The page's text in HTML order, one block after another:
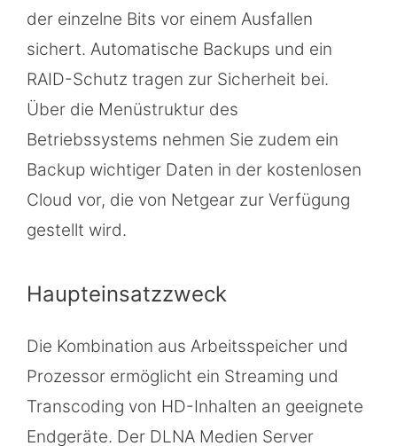
der einzelne Bits vor einem Ausfallen
sichert. Automatische Backups und ein
RAID-Schutz tragen zur Sicherheit bei.
Über die Menüstruktur des
Betriebssystems nehmen Sie zudem ein
Backup wichtiger Daten in der kostenlosen
Cloud vor, die von Netgear zur Verfügung
gestellt wird.
Haupteinsatzzweck
Die Kombination aus Arbeitsspeicher und
Prozessor ermöglicht ein Streaming und
Transcoding von HD-Inhalten an geeignete
Endgeräte. Der DLNA Medien Server